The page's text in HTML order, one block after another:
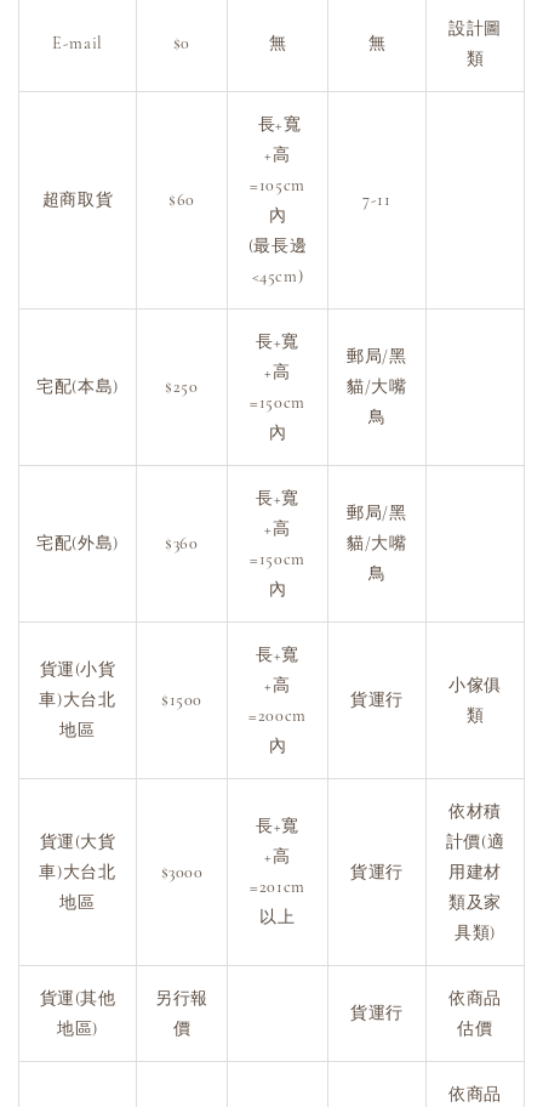
E-mail $0 無 無
設計圖
類
超商取貨 $60
長+寬
+高
=105cm
內
(最長邊
<45cm)
7-11
宅配(本島) $250
長+寬
+高
=150cm
內
郵局/黑
貓/大嘴
鳥
宅配(外島) $360
長+寬
+高
=150cm
內
郵局/黑
貓/大嘴
鳥
貨運(小貨
車)大台北
地區
$1500
長+寬
+高
=200cm
內
貨運行
小傢俱
類
貨運(大貨
車)大台北
地區
$3000
長+寬
+高
=201cm
以上
貨運行
依材積
計價(適
用建材
類及家
具類)
貨運(其他
地區)
另行報
價
貨運行
依商品
估價
依商品